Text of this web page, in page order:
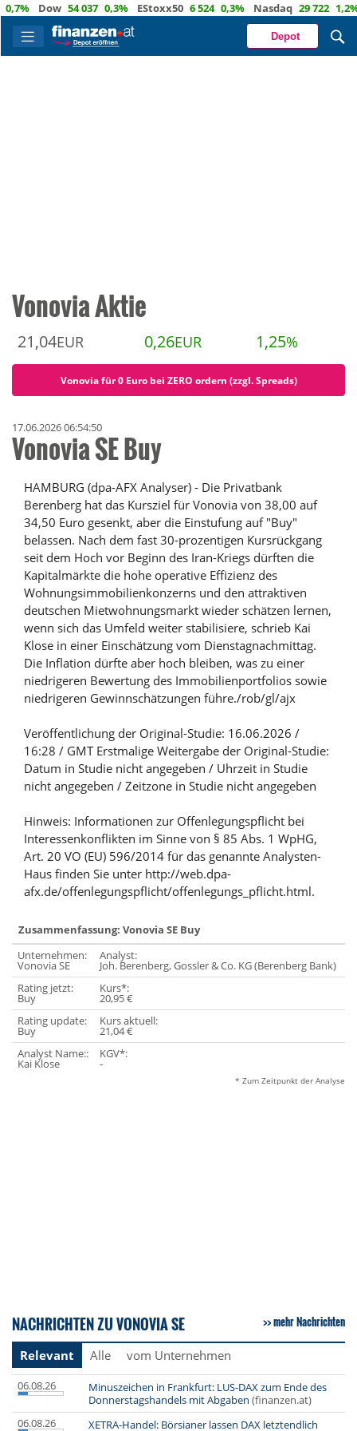
Dow 54 037 0,3% EStoxx50 6 524 0,3% Nasdaq 29 722 1,2%
Depot
Vonovia Aktie
21,04EUR 0,26EUR 1,25%
Vonovia für 0 Euro bei ZERO ordern (zzgl. Spreads)
17.06.2026 06:54:50
Vonovia SE Buy
HAMBURG (dpa-AFX Analyser) - Die Privatbank
Berenberg hat das Kursziel für Vonovia von 38,00 auf
34,50 Euro gesenkt, aber die Einstufung auf "Buy"
belassen. Nach dem fast 30-prozentigen Kursrückgang
seit dem Hoch vor Beginn des Iran-Kriegs dürften die
Kapitalmärkte die hohe operative Effizienz des
Wohnungsimmobilienkonzerns und den attraktiven
deutschen Mietwohnungsmarkt wieder schätzen lernen,
wenn sich das Umfeld weiter stabilisiere, schrieb Kai
Klose in einer Einschätzung vom Dienstagnachmittag.
Die Inflation dürfte aber hoch bleiben, was zu einer
niedrigeren Bewertung des Immobilienportfolios sowie
niedrigeren Gewinnschätzungen führe./rob/gl/ajx
Veröffentlichung der Original-Studie: 16.06.2026 /
16:28 / GMT Erstmalige Weitergabe der Original-Studie:
Datum in Studie nicht angegeben / Uhrzeit in Studie
nicht angegeben / Zeitzone in Studie nicht angegeben
Hinweis: Informationen zur Offenlegungspflicht bei
Interessenkonflikten im Sinne von § 85 Abs. 1 WpHG,
Art. 20 VO (EU) 596/2014 für das genannte Analysten-
Haus finden Sie unter http://web.dpa-
afx.de/offenlegungspflicht/offenlegungs_pflicht.html.
Zusammenfassung: Vonovia SE Buy
Unternehmen:
Vonovia SE
Analyst:
Joh. Berenberg, Gossler & Co. KG (Berenberg Bank)
Rating jetzt:
Buy
Kurs*:
20,95 €
Rating update:
Buy
Kurs aktuell:
21,04 €
Analyst Name::
Kai Klose
KGV*:
-
* Zum Zeitpunkt der Analyse
NACHRICHTEN ZU VONOVIA SE mehr Nachrichten
Relevant Alle vom Unternehmen
06.08.26
Minuszeichen in Frankfurt: LUS-DAX zum Ende des
Donnerstagshandels mit Abgaben (finanzen.at)
06.08.26
XETRA-Handel: Börsianer lassen DAX letztendlich